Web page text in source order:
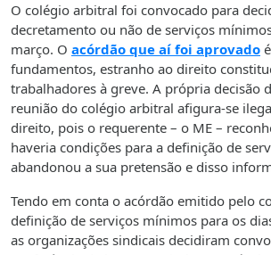
O colégio arbitral foi convocado para
decretamento ou não de serviços
março. O acórdão que aí foi aprovado
fundamentos, estranho ao direito
trabalhadores à greve. A própria decisão
reunião do colégio arbitral afigura-se
direito, pois o requerente – o ME –
haveria condições para a definição de
abandonou a sua pretensão e disso
Tendo em conta o acórdão emitido pelo
definição de serviços mínimos para os
as organizações sindicais decidiram